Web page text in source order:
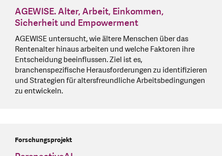
AGEWISE. Alter, Arbeit, Einkommen,
Sicherheit und Empowerment
AGEWISE untersucht, wie ältere Menschen über das
Rentenalter hinaus arbeiten und welche Faktoren ihre
Entscheidung beeinflussen. Ziel ist es,
branchenspezifische Herausforderungen zu identifizieren
und Strategien für altersfreundliche Arbeitsbedingungen
zu entwickeln.
Forschungsprojekt